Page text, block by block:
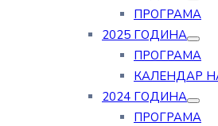
ПРОГРАМА
2025 ГОДИНА
ПРОГРАМА
КАЛЕНДАР
2024 ГОДИНА
ПРОГРАМА